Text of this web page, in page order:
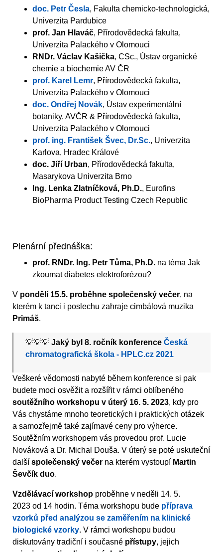
doc. Petr Česla, Fakulta chemicko-technologická,
Univerzita Pardubice
prof. Jan Hlaváč, Přírodovědecká fakulta,
Univerzita Palackého v Olomouci
RNDr. Václav Kašička, CSc., Ústav organické
chemie a biochemie AV ČR
prof. Karel Lemr, Přírodovědecká fakulta,
Univerzita Palackého v Olomouci
doc. Ondřej Novák, Ústav experimentální
botaniky, AVČR & Přírodovědecká fakulta,
Univerzita Palackého v Olomouci
prof. ing. František Švec, Dr.Sc., Univerzita
Karlova, Hradec Králové
doc. Jiří Urban, Přírodovědecká fakulta,
Masarykova Univerzita Brno
Ing. Lenka Zlatníčková, Ph.D., Eurofins
BioPharma Product Testing Czech Republic
Plenární přednáška:
prof. RNDr. Ing. Petr Tůma, Ph.D. na téma Jak
zkoumat diabetes elektroforézou?
V pondělí 15.5. proběhne společenský večer, na
kterém k tanci i poslechu zahraje cimbálová muzika
Primáš.
💡💡💡Jaký byl 8. ročník konferenceČeská
chromatografická škola - HPLC.cz 2021
Veškeré vědomosti nabyté během konference si pak
budete moci osvěžit a rozšířit v rámci oblíbeného
soutěžního workshopu v úterý 16. 5. 2023, kdy pro
Vás chystáme mnoho teoretických i praktických otázek
a samozřejmě také zajímavé ceny pro výherce.
Soutěžním workshopem vás provedou prof. Lucie
Nováková a Dr. Michal Douša. V úterý se poté uskuteční
další společenský večer na kterém vystoupí Martin
Ševčík duo.
Vzdělávací workshop proběhne v neděli 14. 5.
2023 od 14 hodin. Téma workshopu bude příprava
vzorků před analýzou se zaměřením na klinické
biologické vzorky. V rámci workshopu budou
diskutovány tradiční i současné přístupy, jejich